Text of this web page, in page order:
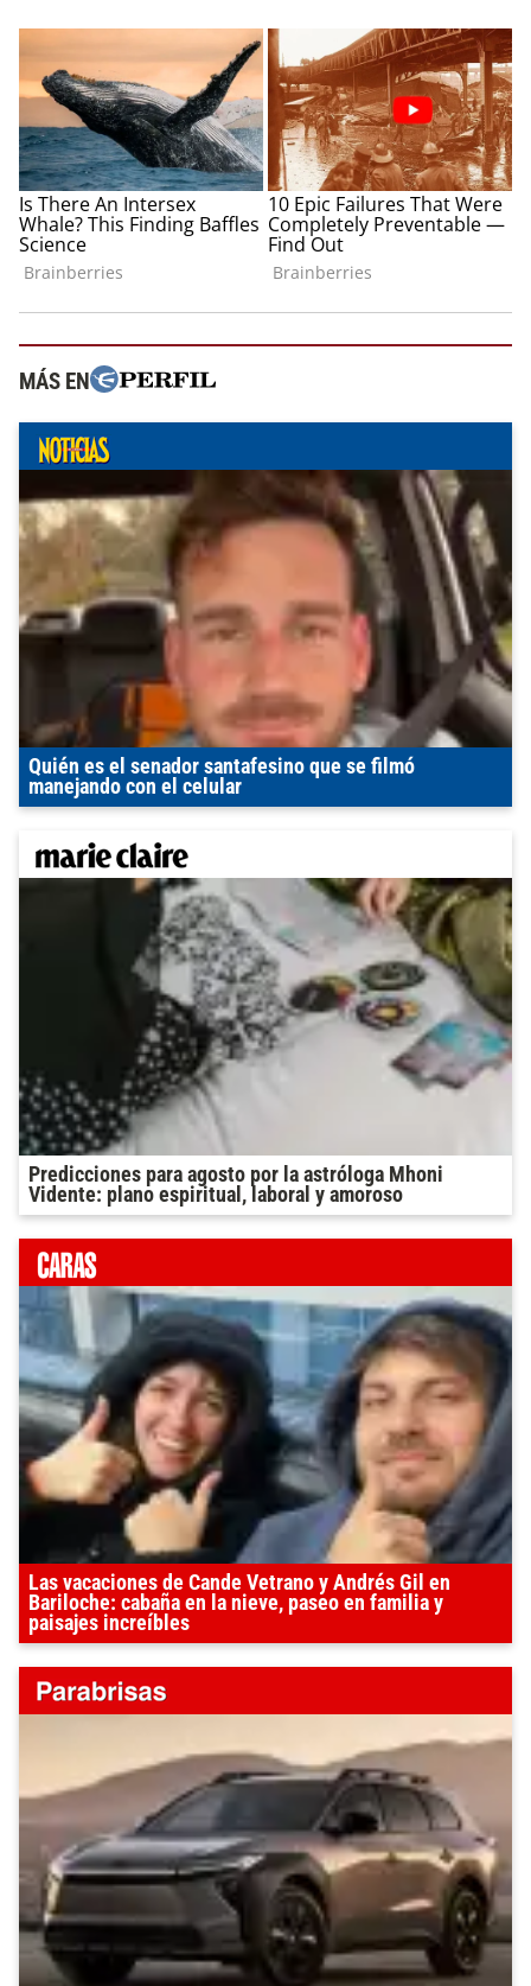
MÁS EN
Quién es el senador santafesino que se filmó
manejando con el celular
Predicciones para agosto por la astróloga Mhoni
Vidente: plano espiritual, laboral y amoroso
Las vacaciones de Cande Vetrano y Andrés Gil en
Bariloche: cabaña en la nieve, paseo en familia y
paisajes increíbles